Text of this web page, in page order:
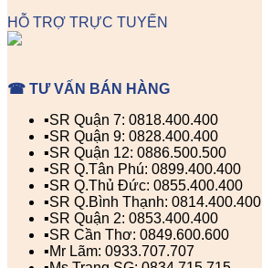
HỖ TRỢ TRỰC TUYẾN
☎ TƯ VẤN BÁN HÀNG
▪️SR Quận 7: 0818.400.400
▪️SR Quận 9: 0828.400.400
▪️SR Quận 12: 0886.500.500
▪️SR Q.Tân Phú: 0899.400.400
▪️SR Q.Thủ Đức: 0855.400.400
▪️SR Q.Bình Thạnh: 0814.400.400
▪️SR Quận 2: 0853.400.400
▪️SR Cần Thơ: 0849.600.600
▪️Mr Lãm: 0933.707.707